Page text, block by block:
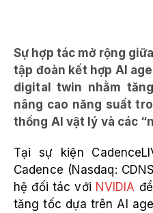
Sự hợp tác mở rộng
tập đoàn kết hợp AI
digital twin nhằm
nâng cao năng suất
thống AI vật lý và các
Tại sự kiện
Cadence (Nasdaq:
hệ đối tác với NVIDIA
tăng tốc dựa trên AI